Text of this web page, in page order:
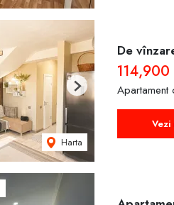
Harta
Next
De
114,900
Vezi